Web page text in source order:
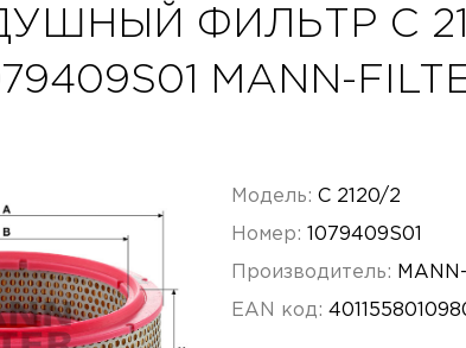
ФИЛЬТР C
MANN-
Модель: C 2120/2
Номер: 1079409S01
Производитель:
EAN код: